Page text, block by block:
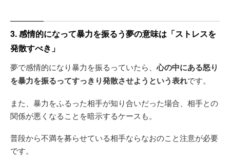
3. 感情的になって暴力を振るう夢の意味は「ストレスを
発散すべき」
夢で感情的になり暴力を振るっていたら、心の中にある怒り
を暴力を振るってすっきり発散させようという表れです。
また、暴力をふるった相手が知り合いだった場合、相手との
関係が悪くなることを暗示するケースも。
普段から不満を募らせている相手ならなおのこと注意が必要
です。